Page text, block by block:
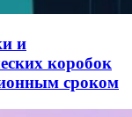
и
коробок
сроком